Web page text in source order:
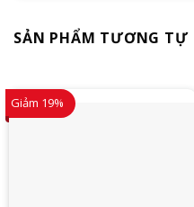
SẢN PHẨM TƯƠNG TỰ
Giảm 19%